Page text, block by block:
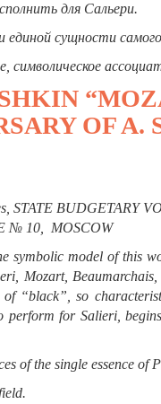
для Сальери.
единой сущности
символическое
OF A.
STATE BUDGETARY
№ 10, MOSCOW
symbolic model of this
Mozart,
“black”, so
perform for Salieri,
of the single essence of